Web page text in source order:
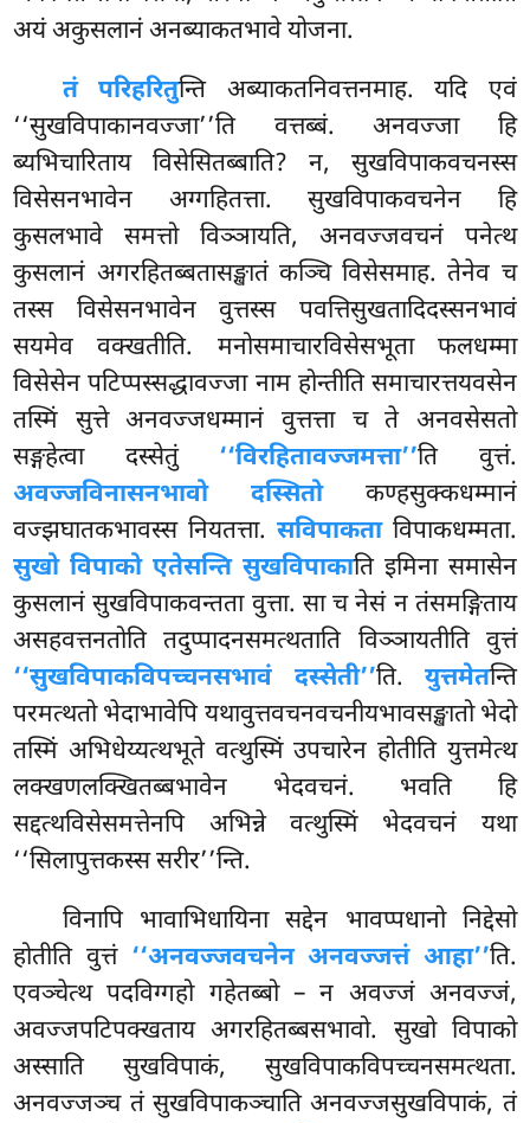
अयं अकुसलानं अनब्याकतभावे योजना.
तं परिहरितुन्ति अब्याकतनिवत्तनमाह. यदि एवं
‘‘सुखविपाकानवज्जा’’ति वत्तब्बं. अनवज्जा हि
ब्यभिचारिताय विसेसितब्बाति? न, सुखविपाकवचनस्स
विसेसनभावेन अग्गहितत्ता. सुखविपाकवचनेन हि
कुसलभावे समत्तो विञ्ञायति, अनवज्जवचनं पनेत्थ
कुसलानं अगरहितब्बतासङ्खातं कञ्चि विसेसमाह. तेनेव च
तस्स विसेसनभावेन वुत्तस्स पवत्तिसुखतादिदस्सनभावं
सयमेव वक्खतीति. मनोसमाचारविसेसभूता फलधम्मा
विसेसेन पटिप्पस्सद्धावज्जा नाम होन्तीति समाचारत्तयवसेन
तस्मिं सुत्ते अनवज्जधम्मानं वुत्तत्ता च ते अनवसेसतो
सङ्गहेत्वा दस्सेतुं ‘‘विरहितावज्जमत्ता’’ति वुत्तं.
अवज्जविनासनभावो दस्सितोकण्हसुक्कधम्मानं
वज्झघातकभावस्स नियतत्ता. सविपाकताविपाकधम्मता.
सुखो विपाको एतेसन्ति सुखविपाकाति इमिना समासेन
कुसलानं सुखविपाकवन्तता वुत्ता. सा च नेसं न तंसमङ्गिताय
असहवत्तनतोति तदुप्पादनसमत्थताति विञ्ञायतीति वुत्तं
‘‘सुखविपाकविपच्चनसभावं दस्सेती’’ति. युत्तमेतन्ति
परमत्थतो भेदाभावेपि यथावुत्तवचनवचनीयभावसङ्खातो भेदो
तस्मिं अभिधेय्यत्थभूते वत्थुस्मिं उपचारेन होतीति युत्तमेत्थ
लक्खणलक्खितब्बभावेन भेदवचनं. भवति हि
सद्दत्थविसेसमत्तेनपि अभिन्ने वत्थुस्मिं भेदवचनं यथा
‘‘सिलापुत्तकस्स सरीर’’न्ति.
विनापि भावाभिधायिना सद्देन भावप्पधानो निद्देसो
होतीति वुत्तं ‘‘अनवज्जवचनेन अनवज्जत्तं आहा’’ति.
एवञ्चेत्थ पदविग्गहो गहेतब्बो – न अवज्जं अनवज्जं,
अवज्जपटिपक्खताय अगरहितब्बसभावो. सुखो विपाको
अस्साति सुखविपाकं, सुखविपाकविपच्चनसमत्थता.
अनवज्जञ्च तं सुखविपाकञ्चाति अनवज्जसुखविपाकं, तं